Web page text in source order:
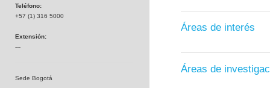
Teléfono:
+57 (1) 316 5000
Extensión:
---
Sede Bogotá
Áreas de interés
Áreas de